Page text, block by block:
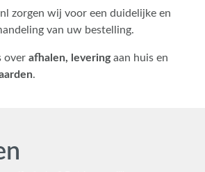
zorgen wij voor een duidelijke en
van uw bestelling.
over afhalen, leveringaan huis en
.